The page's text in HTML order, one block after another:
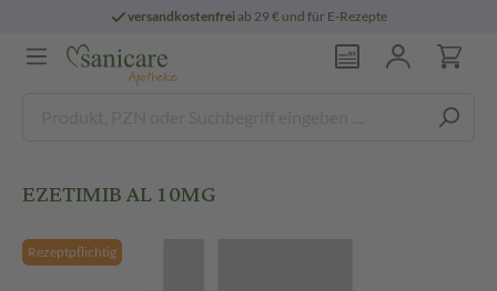
versandkostenfreiab 29 € und für E-Rezepte
EZETIMIB AL 10MG
Rezeptpflichtig